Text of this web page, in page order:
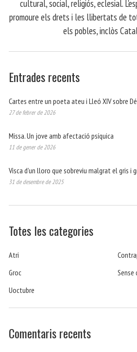
cultural, social, religiós, eclesial.
promoure els drets i les llibertats de
els pobles, inclòs
Entrades recents
Cartes entre un poeta ateu i Lleó XIV sobre
27 de febrer de 2026
Missa. Un jove amb afectació psíquica
11 de gener de 2026
Visca d’un lloro que sobreviu malgrat el gris i
31 de desembre de 2025
Totes les categories
Atri
Groc
Sense
Uoctubre
Comentaris recents